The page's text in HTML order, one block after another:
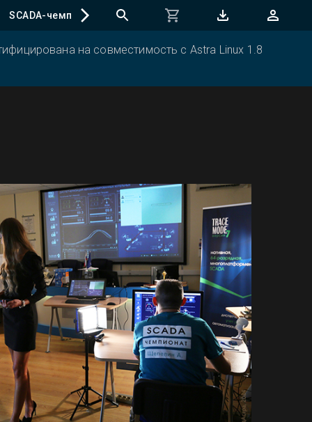
SCADA-чемпионат
на совместимость с Astra Linux 1.8